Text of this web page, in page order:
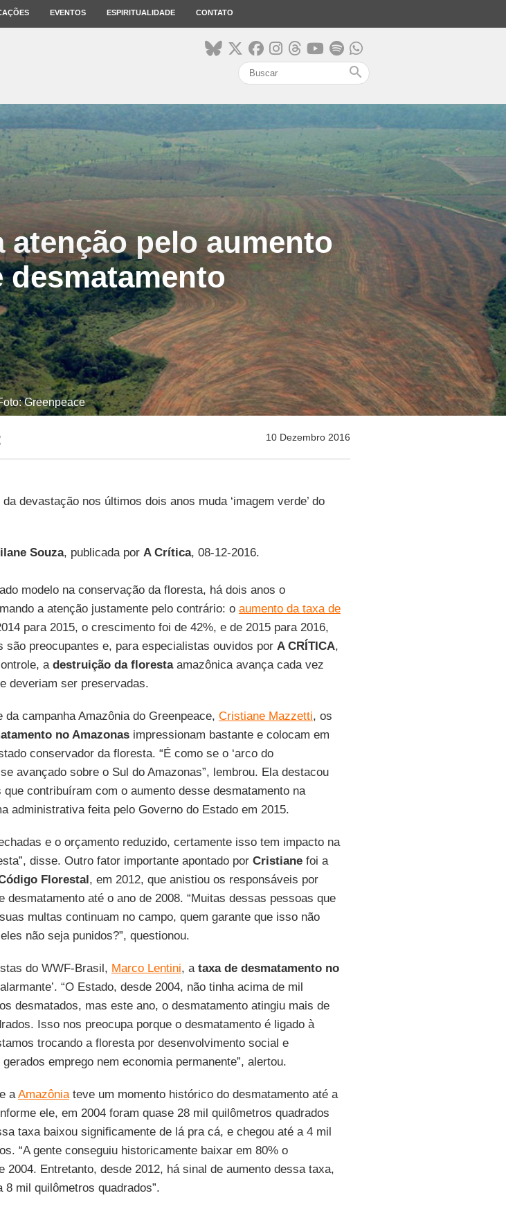
EVENTOS ESPIRITUALIDADE CONTATO
search
atenção pelo aumento
desmatamento
Greenpeace
10 Dezembro 2016
devastação nos últimos dois anos muda ‘imagem verde’ do
Souza, publicada por A Crítica, 08-12-2016.
modelo na conservação da floresta, há dois anos o
a atenção justamente pelo contrário: o aumento da taxa de
para 2015, o crescimento foi de 42%, e de 2015 para 2016,
são preocupantes e, para especialistas ouvidos por A CRÍTICA,
a destruição da florestaamazônica avança cada vez
deveriam ser preservadas.
da campanha Amazônia do Greenpeace, Cristiane Mazzetti, os
no Amazonasimpressionam bastante e colocam em
conservador da floresta. “É como se o ‘arco do
avançado sobre o Sul do Amazonas”, lembrou. Ela destacou
contribuíram com o aumento desse desmatamento na
administrativa feita pelo Governo do Estado em 2015.
e o orçamento reduzido, certamente isso tem impacto na
disse. Outro fator importante apontado por Cristianefoi a
Florestal, em 2012, que anistiou os responsáveis por
desmatamento até o ano de 2008. “Muitas dessas pessoas que
multas continuam no campo, quem garante que isso não
não seja punidos?”, questionou.
do WWF-Brasil, Marco Lentini, ataxa de desmatamento no
“O Estado, desde 2004, não tinha acima de mil
desmatados, mas este ano, o desmatamento atingiu mais de
Isso nos preocupa porque o desmatamento é ligado à
trocando a floresta por desenvolvimento social e
emprego nem economia permanente”, alertou.
aAmazôniateve um momento histórico do desmatamento até a
ele, em 2004 foram quase 28 mil quilômetros quadrados
taxa baixou significamente de lá pra cá, e chegou até a 4 mil
“A gente conseguiu historicamente baixar em 80% o
2004. Entretanto, desde 2012, há sinal de aumento dessa taxa,
8 mil quilômetros quadrados”.